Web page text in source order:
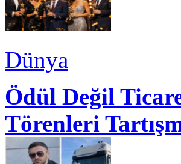
Dünya
Ödül Değil
Törenleri